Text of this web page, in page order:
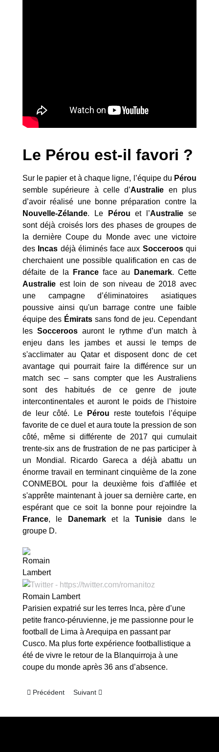
Le Pérou est-il favori ?
Sur le papier et à chaque ligne, l’équipe du Pérou
semble supérieure à celle d’Australie en plus
d’avoir réalisé une bonne préparation contre la
Nouvelle-Zélande. Le Pérouet l’Australie se
sont déjà croisés lors des phases de groupes de
la dernière Coupe du Monde avec une victoire
des Incas déjà éliminés face aux Socceroosqui
cherchaient une possible qualification en cas de
défaite de la
France face au Danemark. Cette
Australie est loin de son niveau de 2018 avec
une campagne d’éliminatoires asiatiques
poussive ainsi qu'un barrage contre une faible
équipe des Émirats sans fond de jeu. Cependant
les Socceroos auront le rythme d’un match à
enjeu dans les jambes et aussi le temps de
s'acclimater au Qatar et disposent donc de cet
avantage qui pourrait faire la différence sur un
match sec – sans compter que les Australiens
sont des habitués de ce genre de joute
intercontinentales et auront le poids de l’histoire
de leur côté. Le
Pérou reste toutefois l’équipe
favorite de ce duel et aura toute la pression de son
côté, même si différente de 2017 qui cumulait
trente-six ans de frustration de ne pas participer à
un Mondial. Ricardo Gareca a déjà abattu un
énorme travail en terminant cinquième de la zone
CONMEBOL pour la deuxième fois d'affilée et
s'apprête maintenant à jouer sa dernière carte, en
espérant que ce soit la bonne pour rejoindre la
France, le Danemark et laTunisie dans le
groupe D.
Romain Lambert
Parisien expatrié sur les terres Inca, père d’une
petite franco-péruvienne, je me passionne pour le
football de Lima à Arequipa en passant par
Cusco. Ma plus forte expérience footballistique a
été de vivre le retour de la Blanquirroja à une
coupe du monde après 36 ans d’absence.
Article précédent : Coupe du Monde 2022 : l’Australie refait le
Précédent Article suivant : Coupe du Monde 2022 :
Suivant